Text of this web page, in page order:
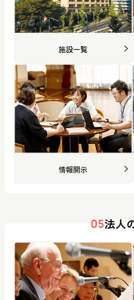
施設一覧
情報開示
05法人